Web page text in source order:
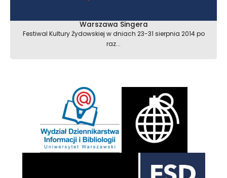
Warszawa Singera
Festiwal Kultury Żydowskiej w dniach 23-31 sierpnia 2014 po
raz...